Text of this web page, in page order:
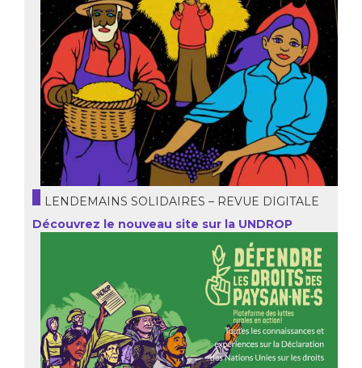
LENDEMAINS SOLIDAIRES – REVUE DIGITALE
Découvrez le nouveau site sur la UNDROP